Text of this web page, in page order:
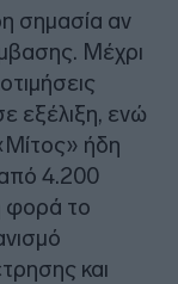
σημασία αν
Μέχρι
εξέλιξη, ενώ
ήδη
4.200
φορά το
και